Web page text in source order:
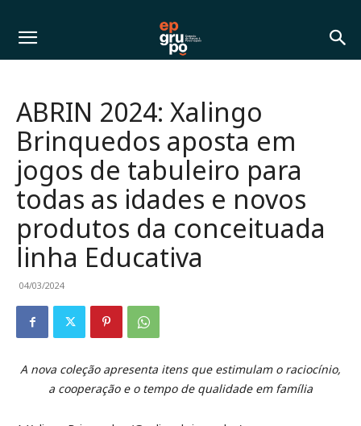
ABRIN 2024: Xalingo
Brinquedos aposta em
jogos de tabuleiro para
todas as idades e novos
produtos da conceituada
linha Educativa
04/03/2024
A nova coleção apresenta itens que estimulam o raciocínio,
a cooperação e o tempo de qualidade em família